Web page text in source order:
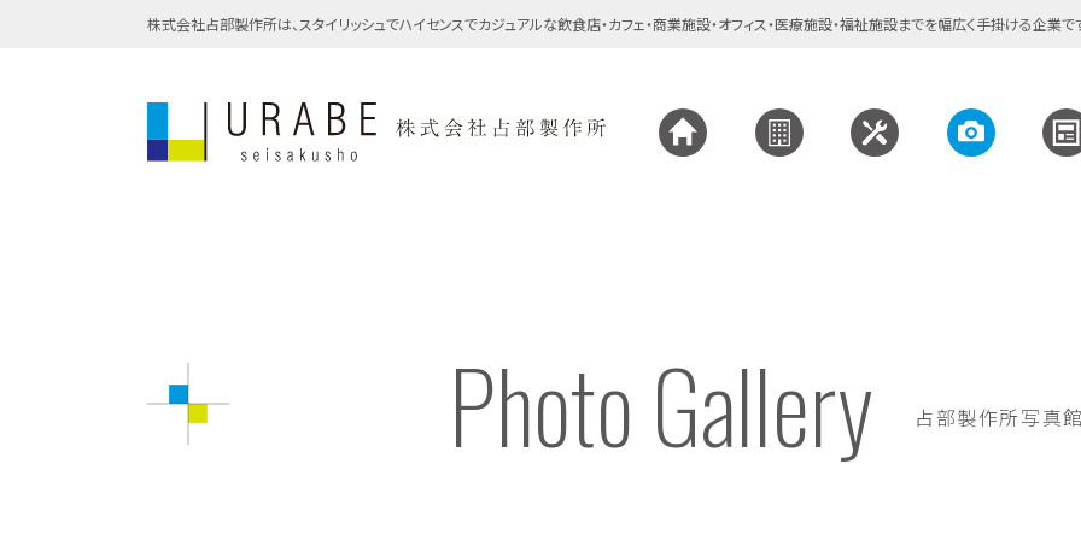
株式会社占部製作所は、スタイリッシュでハイセンスでカジュアルな飲食店・カフェ・商業施設・オフィス・医療施設・福祉施設までを幅広く手掛ける企業で
Photo Gallery 占部製作所写真